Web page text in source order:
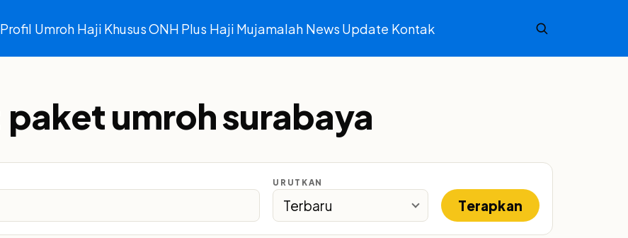
Profil Umroh Haji Khusus ONH Plus Haji Mujamalah News Update Kontak
paket umroh surabaya
URUTKAN
Terapkan